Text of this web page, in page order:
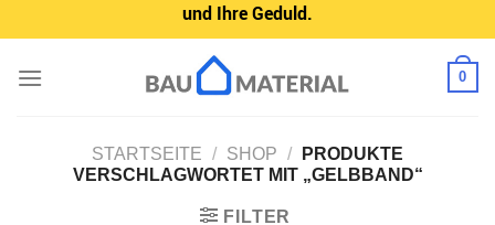
und Ihre Geduld.
Inhalt
0
STARTSEITE / SHOP /
PRODUKTE
VERSCHLAGWORTET MIT „GELBBAND“
FILTER